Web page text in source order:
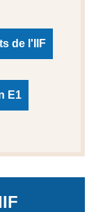
de l'IIF
E1